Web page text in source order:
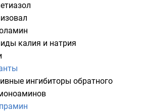
калия и натрия
ингибиторы обратного